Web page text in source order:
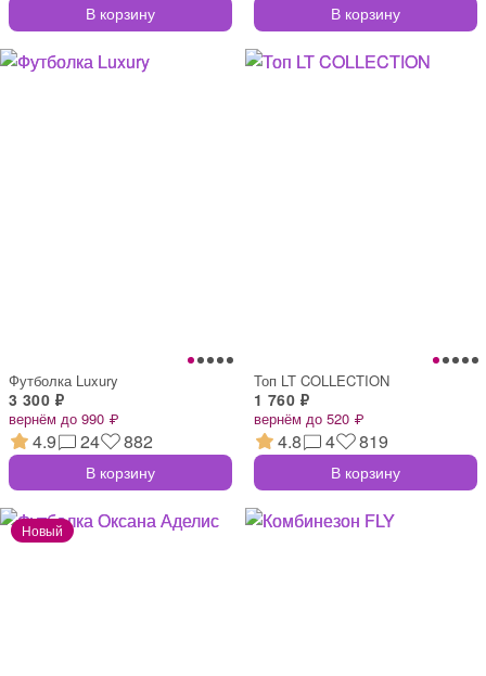
В корзину В корзину
Футболка Luxury
3 300 ₽
вернём до 990 ₽
4.9 24 882
В корзину
Топ LT COLLECTION
1 760 ₽
вернём до 520 ₽
4.8 4 819
В корзину